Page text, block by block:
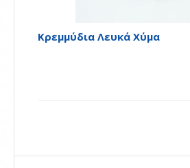
Ποσθήκη στη λίστα
Κρεμμύδια Λευκά Χύμα